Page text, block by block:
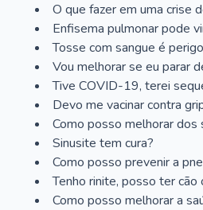
O que fazer em uma crise
Enfisema pulmonar pode
Tosse com sangue é
Vou melhorar se eu parar
Tive COVID-19, terei
Devo me vacinar contra
Como posso melhorar dos
Sinusite tem cura?
Como posso prevenir a
Tenho rinite, posso ter cão
Como posso melhorar a